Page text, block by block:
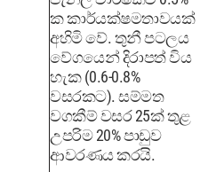
ක කාර්යක්ෂමතාවයක්
අහිමි වේ. තුනී පටලය
වේගයෙන් දිරාපත් විය
හැක (0.6-0.8%
වසරකට). සම්මත
වගකීම් වසර 25ක් තුළ
උපරිම 20% පාඩුව
ආවරණය කරයි.